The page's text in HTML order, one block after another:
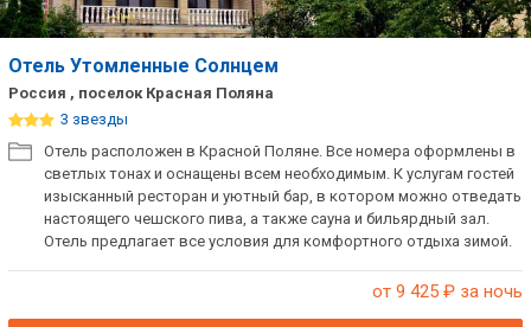
Отель Утомленные Солнцем
Россия , поселок Красная Поляна
3 звезды
Отель расположен в Красной Поляне. Все номера оформлены в
светлых тонах и оснащены всем необходимым. К услугам гостей
изысканный ресторан и уютный бар, в котором можно отведать
настоящего чешского пива, а также сауна и бильярдный зал.
Отель предлагает все условия для комфортного отдыха зимой.
от 9 425 ₽ за ночь